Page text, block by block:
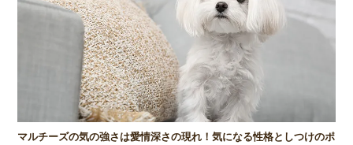
マルチーズの気の強さは愛情深さの現れ！気になる性格としつけのポ